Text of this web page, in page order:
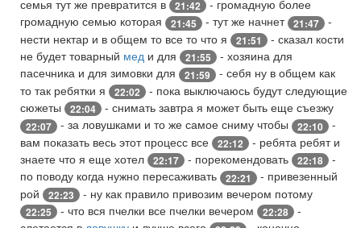
семья тут же превратится в
21:42
- громадную более
громадную семью которая
21:45 - тут же начнет 21:47
-
нести нектар и в общем то все то что я
21:51
- сказал кости
не будет товарный мед и для 21:55
- хозяина для
пасечника и для зимовки для
21:59
- себя ну в общем как
то так ребятки я
22:02
- пока выключаюсь будут следующие
сюжеты
22:04 - снимать завтра я может быть еще съезжу
22:07 - за ловушками и то же самое сниму чтобы 22:10
-
вам показать весь этот процесс все
22:12
- ребята ребят и
знаете что я еще хотел
22:17 - порекомендовать 22:18
-
по поводу когда нужно пересаживать
22:21
- привезенный
рой
22:23 - ну как правило привозим вечером потому
22:25 - что вся пчелки все пчелки вечером 22:28
-